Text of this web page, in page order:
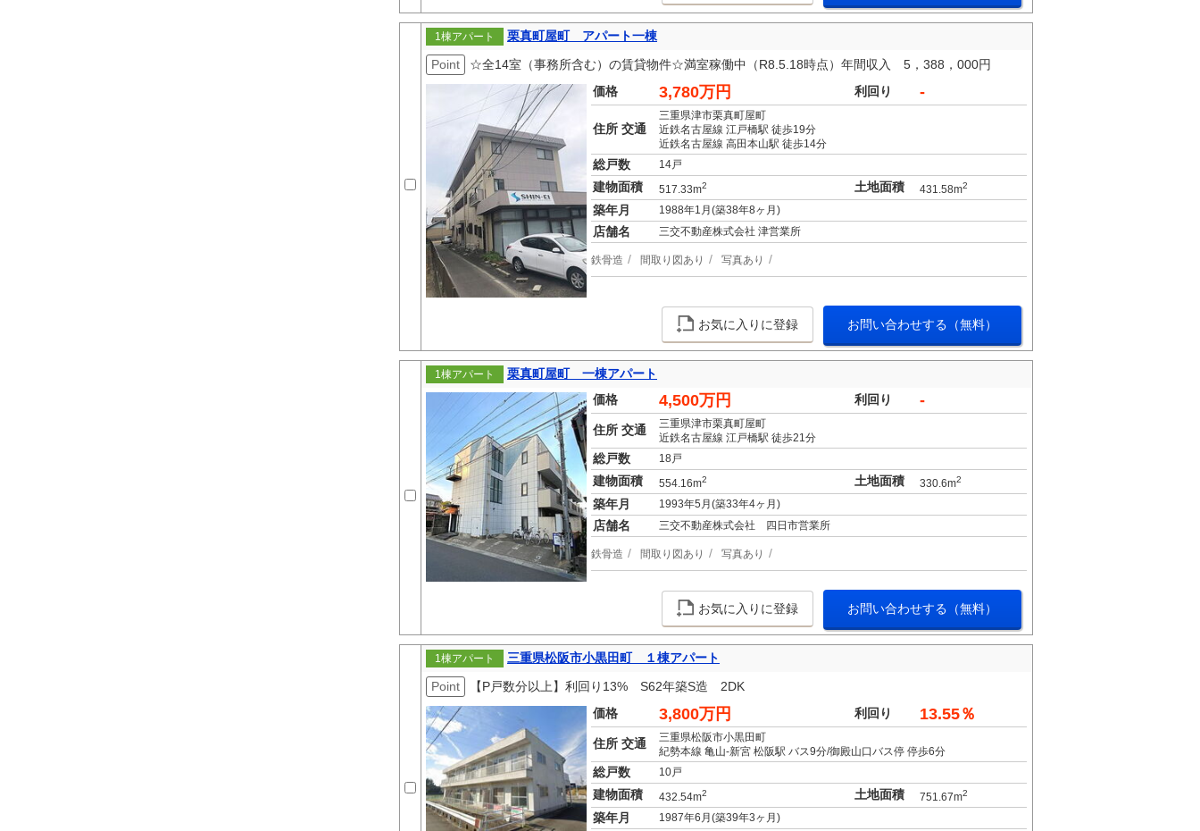
1棟アパート
栗真町屋町 アパート一棟
Point
☆全14室（事務所含む）の賃貸物件☆満室稼働中（R8.5.18時点）年間収入 5，388，000円
価格
3,780万円 利回り -
住所 交通
三重県津市栗真町屋町
近鉄名古屋線 江戸橋駅 徒歩19分
近鉄名古屋線 高田本山駅 徒歩14分
総戸数 14戸
建物面積 517.33m2 土地面積 431.58m2
築年月 1988年1月(築38年8ヶ月)
店舗名 三交不動産株式会社 津営業所
鉄骨造 間取り図あり 写真あり
お気に入りに登録 お問い合わせする（無料）
1棟アパート
栗真町屋町 一棟アパート
価格
4,500万円 利回り -
住所 交通
三重県津市栗真町屋町
近鉄名古屋線 江戸橋駅 徒歩21分
総戸数 18戸
建物面積 554.16m2 土地面積 330.6m2
築年月 1993年5月(築33年4ヶ月)
店舗名 三交不動産株式会社 四日市営業所
鉄骨造 間取り図あり 写真あり
お気に入りに登録 お問い合わせする（無料）
1棟アパート
三重県松阪市小黒田町 １棟アパート
Point
【P戸数分以上】利回り13% S62年築S造 2DK
価格
3,800万円 利回り 13.55％
住所 交通
三重県松阪市小黒田町
紀勢本線 亀山-新宮 松阪駅 バス9分/御殿山口バス停 停歩6分
総戸数 10戸
建物面積 432.54m2 土地面積 751.67m2
築年月 1987年6月(築39年3ヶ月)